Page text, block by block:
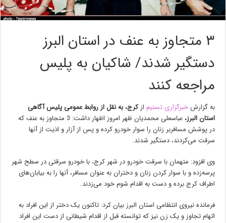
۳ متجاوز به عنف در استان البرز
دستگیر شدند/ شاکیان به پلیس
مراجعه کنند
به گزارشخبرگزاری تسنیم ازکرج،به نقل از روابط عمومی پلیس آگاهی
استان البرز،
عباسعلی محمدیان ظهر امروز اظهار داشت: 3 متجاوز به عنف که
در پوشش مسافربر زنان را سوار خودرو کرده و پس از آزار و اذیت از آنها
سرقت می‌کردند، دستگیر شدند.
وی افزود: متهمان با سرقت خودرو در شهر کرج، با خودرو سرقتی در سطح شهر
پرسه‌زده و با سوار کردن زنان و دختران به عنوان مسافر، آنها را به بیابان‌های
اطراف کرج برده و دست به اقدام شوم خود می‌زدند.
فرمانده نیروی انتظامی استان البرز بیان کرد: تاکنون یک دختر از این افراد به
اتهام تجاوز و یک زن نیز که توانسته قبل از اقدام شیطانی از دست این افراد